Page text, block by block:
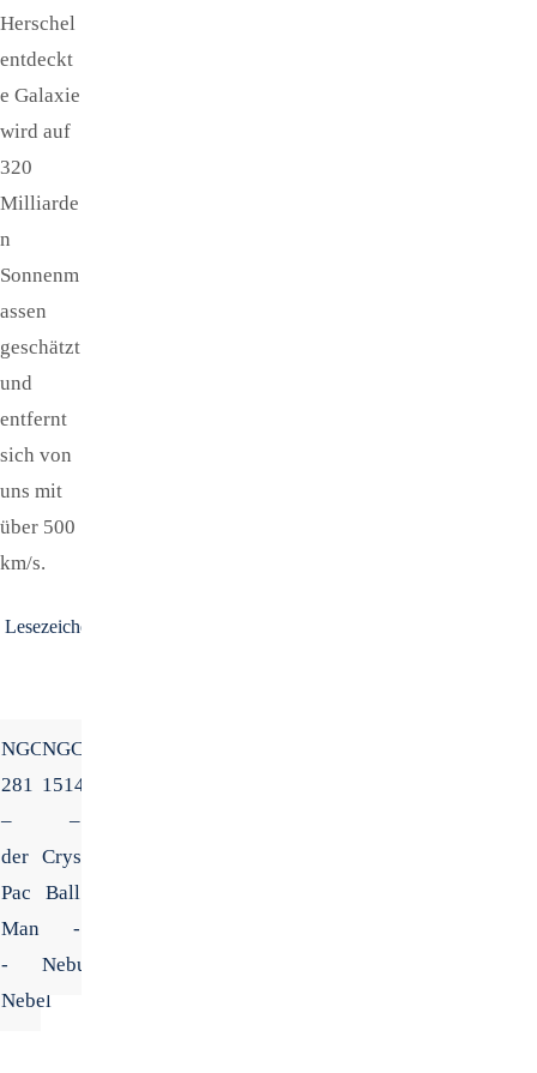
Herschel
entdeckt
e Galaxie
wird auf
320
Milliarde
n
Sonnenm
assen
geschätzt
und
entfernt
sich von
uns mit
über 500
km/s.
Lesezeichen
NGC
281
–
der
Pac
Man
-
Nebel
NGC
1514
–
Crystal
Ball
-
Nebula